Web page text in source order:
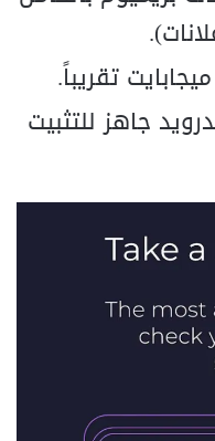
جاهز للتثبيت